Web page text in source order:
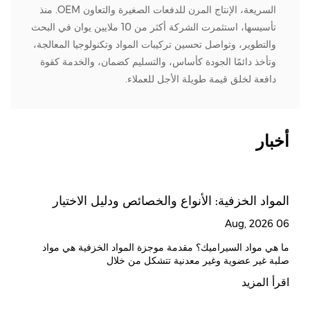
السريعة، الإنتاج المرن للدفعات الصغيرة والتعاون OEM. منذ
تأسيسها، استثمرت الشركة أكثر من 10 ملايين يوان في البحث
والتطوير، وتواصل تحسين تركيبات المواد وتكنولوجيا المعالجة،
وتأخذ دائمًا الجودة كأساس، والتسليم كضمان، والخدمة كقوة
دافعة لخلق قيمة طويلة الأجل للعملاء.
أخبار
المواد الخزفية: الأنواع والخصائص ودليل الاختيار
06 Aug, 2026
ما هي مواد السيراميك؟ مقدمة موجزة المواد الخزفية هي مواد
صلبة غير عضوية وغير معدنية تتشكل من خلال
اقرأ المزيد